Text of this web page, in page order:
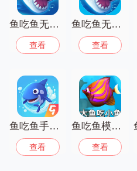
鱼吃鱼无限砖石全解锁版
查看
鱼吃鱼无敌版
查看
鱼吃鱼手机版
查看
鱼吃鱼模拟游戏手机版
查看